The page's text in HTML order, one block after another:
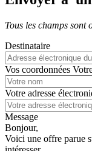
Tous les champs sont
Destinataire
Vos coordonnées
Votre adresse
Message
Bonjour,
Voici une offre parue